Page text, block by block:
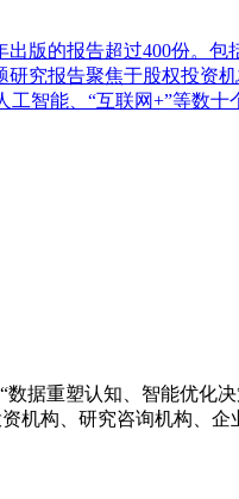
版的报告超过400份。包
究报告聚焦于股权投资
智能、“互联网+”等数十
据重塑认知、智能优化决
机构、研究咨询机构、企